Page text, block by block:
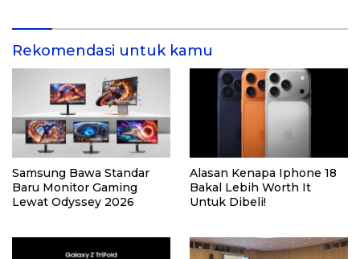
Rekomendasi untuk kamu
Samsung Bawa Standar
Baru Monitor Gaming
Lewat Odyssey 2026
Alasan Kenapa Iphone 18
Bakal Lebih Worth It
Untuk Dibeli!